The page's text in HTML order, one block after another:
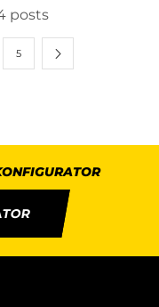
posts
5